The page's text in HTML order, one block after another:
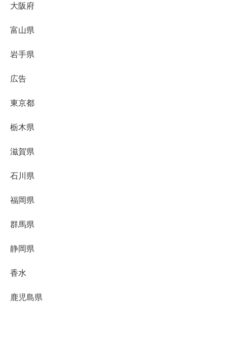
大阪府
富山県
岩手県
広告
東京都
栃木県
滋賀県
石川県
福岡県
群馬県
静岡県
香水
鹿児島県